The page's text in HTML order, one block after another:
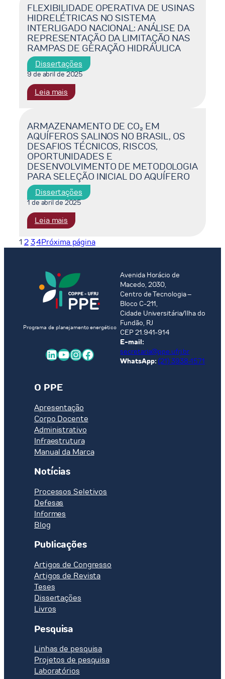
RECEITA
DE
TRANSMISSÃO
DE
ENERGIA
ELÉTRICA
NO
EMISSIONS
GAP:
POLICY
PATHWAYS
AND
TECHNOLOGICAL
STRATEGIES
FOR
ACHIEVING
AGREEMENT
GOALS
USING
INTEGRATED
ASSESSMENT
MODELS
FLEXIBILIDADE OPERATIVA DE USINAS
HIDRELÉTRICAS NO SISTEMA
INTERLIGADO NACIONAL: ANÁLISE DA
REPRESENTAÇÃO DA LIMITAÇÃO NAS
RAMPAS DE GERAÇÃO HIDRÁULICA
Dissertações
9 de abril de 2025
Leia mais
FLEXIBILIDADE
DE
USINAS
HIDRELÉTRICAS
NO
SISTEMA
INTERLIGADO
NACIONAL:
ANÁLISE
DA
REPRESENTAÇÃO
LIMITAÇÃO
DE
GERAÇÃO
HIDRÁULICA
ARMAZENAMENTO DE CO₂ EM
AQUÍFEROS SALINOS NO BRASIL, OS
DESAFIOS TÉCNICOS, RISCOS,
OPORTUNIDADES E
DESENVOLVIMENTO DE METODOLOGIA
PARA SELEÇÃO INICIAL DO AQUÍFERO
Dissertações
1 de abril de 2025
Leia mais
ARMAZENAMENTO
DE
AQUÍFEROS
SALINOS
NO
BRASIL,
DESAFIOS
RISCOS,
OPORTUNIDADES
METODOLOGIA
PARA
SELEÇÃO
INICIAL
DO
1 234Próxima página
Programa de planejamento energético
LinkedIn Youtube InstagramFacebook
Avenida Horácio de
Macedo, 2030,
Centro de Tecnologia –
Bloco C-211,
Cidade Universitária/Ilha do
Fundão, RJ
CEP 21.941-914
E-mail:
secretaria@ppe.ufrj.br
WhatsApp: (21) 3938-1571
O PPE
Apresentação
Corpo Docente
Administrativo
Infraestrutura
Manual da Marca
Notícias
Processos Seletivos
Defesas
Informes
Blog
Publicações
Artigos de Congresso
Artigos de Revista
Teses
Dissertações
Livros
Pesquisa
Linhas de pesquisa
Projetos de pesquisa
Laboratórios